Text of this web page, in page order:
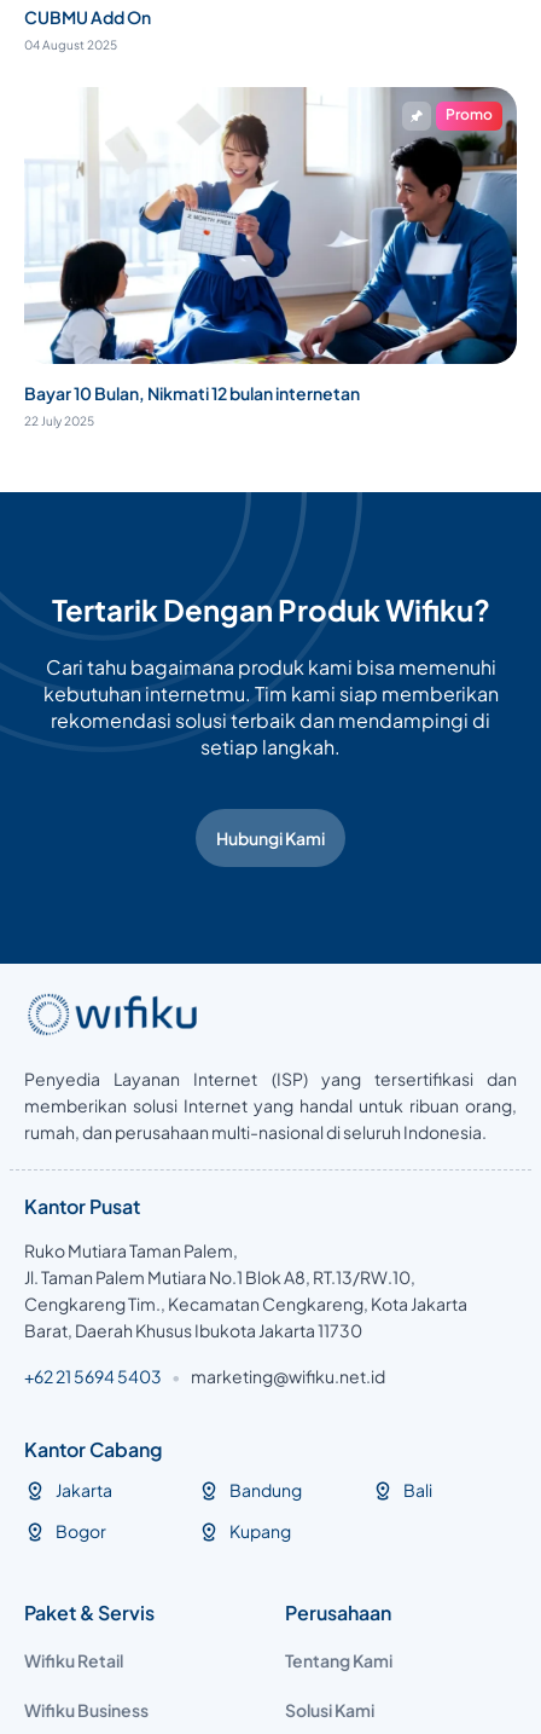
CUBMU Add On
04 August 2025
Promo
Bayar 10 Bulan, Nikmati 12 bulan internetan
22 July 2025
Tertarik Dengan Produk Wifiku?
Cari tahu bagaimana produk kami bisa memenuhi
kebutuhan internetmu. Tim kami siap memberikan
rekomendasi solusi terbaik dan mendampingi di
setiap langkah.
Hubungi Kami
Penyedia Layanan Internet (ISP) yang tersertifikasi dan
memberikan solusi Internet yang handal untuk ribuan orang,
rumah, dan perusahaan multi-nasional di seluruh Indonesia.
Kantor Pusat
Ruko Mutiara Taman Palem,
Jl. Taman Palem Mutiara No.1 Blok A8, RT.13/RW.10,
Cengkareng Tim., Kecamatan Cengkareng, Kota Jakarta
Barat, Daerah Khusus Ibukota Jakarta 11730
+62 21 5694 5403 • marketing@wifiku.net.id
Kantor Cabang
Jakarta
Bogor
Bandung
Kupang
Bali
Paket & Servis
Wifiku Retail
Wifiku Business
Perusahaan
Tentang Kami
Solusi Kami